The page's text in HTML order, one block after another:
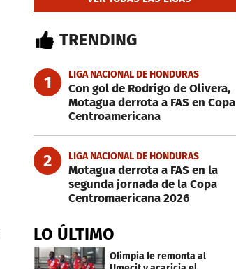
TRENDING
1 LIGA NACIONAL DE HONDURAS
Con gol de Rodrigo de Olivera,
Motagua derrota a FAS en Copa
Centroamericana
2 LIGA NACIONAL DE HONDURAS
Motagua derrota a FAS en la
segunda jornada de la Copa
Centromaericana 2026
LO ÚLTIMO
Olimpia le remonta al